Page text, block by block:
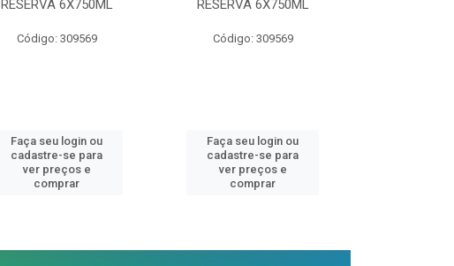
RESERVA 6X750ML
Código: 309569
Faça seu login ou
cadastre-se para
ver preços e
comprar
RESERVA 6X750ML
Código: 309569
Faça seu login ou
cadastre-se para
ver preços e
comprar